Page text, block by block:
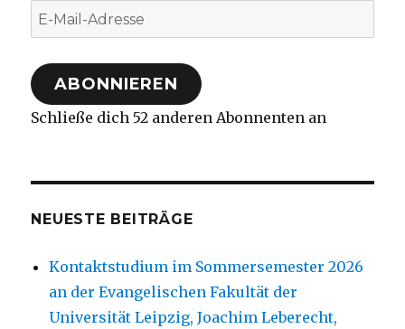
E-
Mail-
Adresse
ABONNIEREN
Schließe dich 52 anderen Abonnenten an
NEUESTE BEITRÄGE
Kontaktstudium im Sommersemester 2026
an der Evangelischen Fakultät der
Universität Leipzig, Joachim Leberecht,